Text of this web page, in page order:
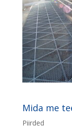
Mida me
Piirded